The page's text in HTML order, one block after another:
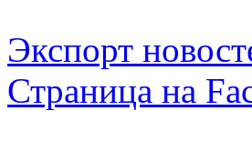
Экспорт
Страница на